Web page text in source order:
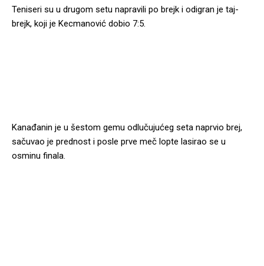
Teniseri su u drugom setu napravili po brejk i odigran je taj-
brejk, koji je Kecmanović dobio 7:5.
Kanađanin je u šestom gemu odlučujućeg seta naprvio brej,
sačuvao je prednost i posle prve meč lopte lasirao se u
osminu finala.